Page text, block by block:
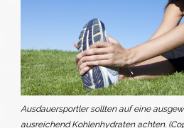
Ausdauersportler sollten auf eine
ausreichend Kohlenhydraten achten.